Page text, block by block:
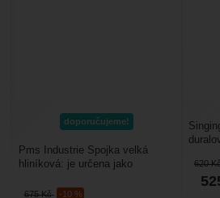
doporučujeme!
675Kč -10 %
Pms Industrie Spojka velká
hliníková: je určena jako
ve výškách. Má dvojitou...
620